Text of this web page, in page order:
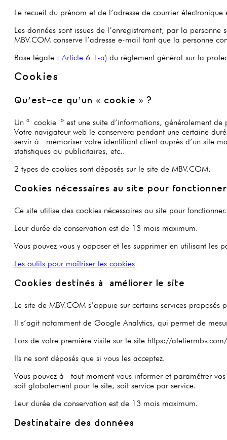
Le recueil du prénom et de l’adresse de courrier
Les données sont issues de l’enregistrement, par la
MBV.COM conserve l’adresse e-mail tant que la personne
Base légale : Article 6 1-a) du règlement général sur la
Cookies
Qu’est-ce qu’un « cookie » ?
Un « cookie » est une suite d’informations, généralement
Votre navigateur web le conservera pendant une certaine
servir à mémoriser votre identifiant client auprès d’un site
statistiques ou publicitaires, etc..
2 types de cookies sont déposés sur le site de MBV.COM.
Cookies nécessaires au site pour fonctionner
Ce site utilise des cookies nécessaires au site pour fonctionner.
Leur durée de conservation est de 13 mois maximum.
Vous pouvez vous y opposer et les supprimer en utilisant les
Les outils pour maîtriser les cookies
Cookies destinés à améliorer le site
Le site de MBV.COM s’appuie sur certains services proposés
Il s’agit notamment de Google Analytics, qui permet de
Lors de votre première visite sur le site https://
Ils ne sont déposés que si vous les acceptez.
Vous pouvez à tout moment vous informer et paramétrer
soit globalement pour le site, soit service par service.
Leur durée de conservation est de 13 mois maximum.
Destinataire des données